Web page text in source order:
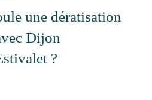
une dératisation
Dijon
?